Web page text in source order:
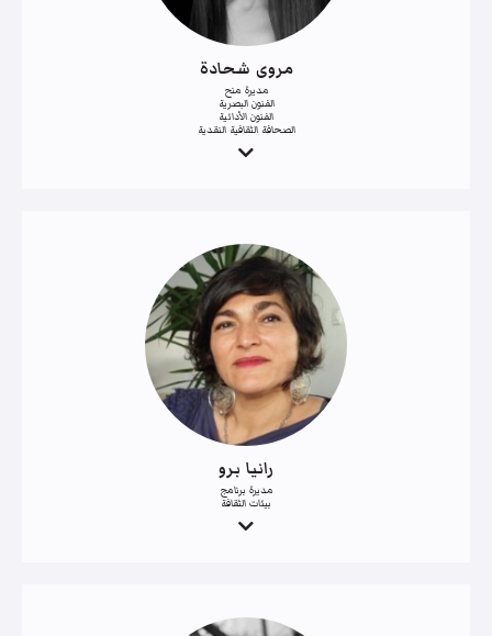
مروى شحادة
مديرة منح
الفنون البصرية
الفنون الأدائية
الصحافة الثقافية النقدية
رانيا برو
مديرة برنامج
بيئات الثقافة